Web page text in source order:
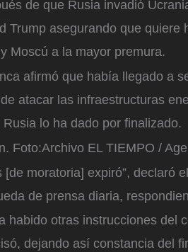
de que Rusia invadió
Trump asegurando que quiere
Moscú a la mayor premura.
afirmó que había llegado a
atacar las infraestructuras
lo ha dado por finalizado.
Foto:Archivo EL TIEMPO /
[de moratoria] expiró”, declaró
de prensa diaria,
habido otras instrucciones del
dejando así constancia del